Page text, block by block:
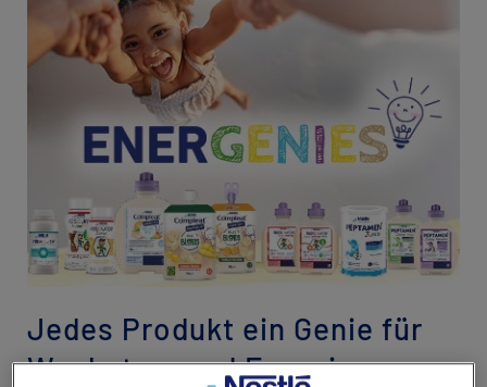
Investitionen
Social
revamp
v2
Ansicht wechseln
Jedes Produkt ein Genie für
Wachstum und Energie